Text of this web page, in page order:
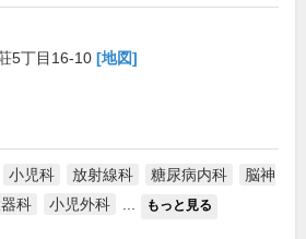
5丁目16-10 [地図]
小児科 放射線科 糖尿病内科
脳神
科 小児外科 もっと見る